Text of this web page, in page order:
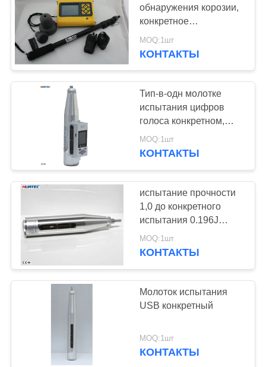
Рентгеновский
дефектоскоп
Сканеры
рентгеновских
трубопровода
35
Holiday детектор
обнаружения корозии,
конкретное
обнаружение корозии
арматуры
MOQ:1шт
КОНТАКТЫ
Тип-в-одн молотке
испытания цифров
голоса конкретном,
785N/2.207J
MOQ:1шт
КОНТАКТЫ
испытание прочности
1,0 до конкретного
испытания 0.196J
молотка/миномета Mpa
25
MOQ:1шт
КОНТАКТЫ
Молоток испытания
USB конкретный
MOQ:1шт
КОНТАКТЫ